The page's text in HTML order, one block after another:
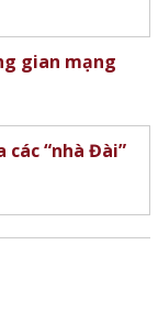
gian mạng
“nhà Đài”